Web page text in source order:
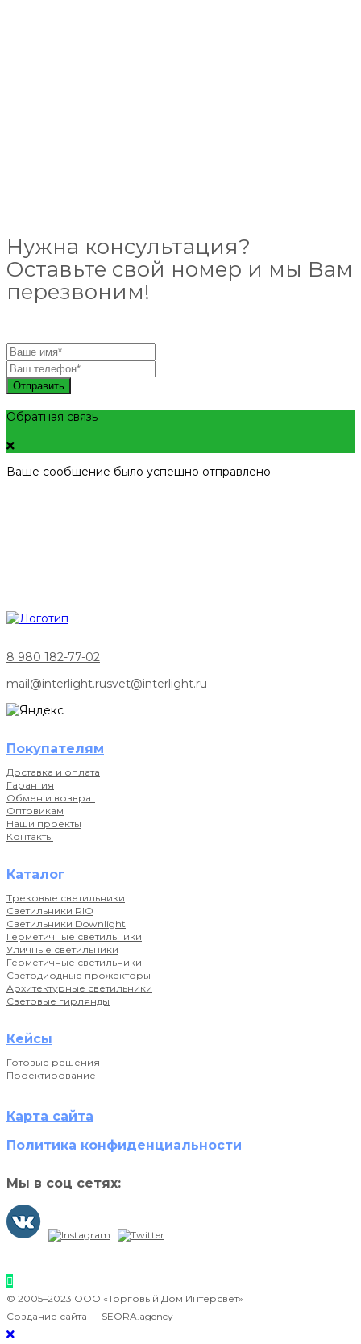
Нужна консультация?
Оставьте свой номер и мы Вам
перезвоним!
Отправить
Обратная связь
Ваше сообщение было успешно отправлено
8 980 182-77-02
mail@interlight.rusvet@interlight.ru
Покупателям
Доставка и оплата
Гарантия
Обмен и возврат
Оптовикам
Наши проекты
Контакты
Каталог
Трековые светильники
Светильники RIO
Светильники Downlight
Герметичные светильники
Уличные светильники
Герметичные светильники
Светодиодные прожекторы
Архитектурные светильники
Световые гирлянды
Кейсы
Готовые решения
Проектирование
Карта сайта
Политика конфиденциальности
Мы в соц сетях:
© 2005–2023 ООО «Торговый Дом Интерсвет»
Создание сайта — SEORA.agency